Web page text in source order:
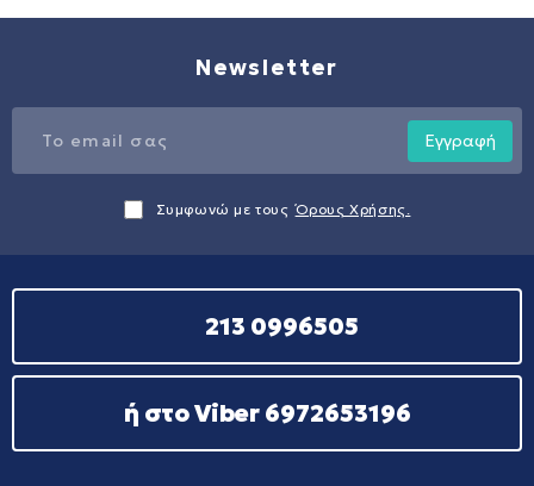
Newsletter
Εγγραφή
Συμφωνώ με τους Όρους Χρήσης.
213 0996505
ή στο Viber 6972653196